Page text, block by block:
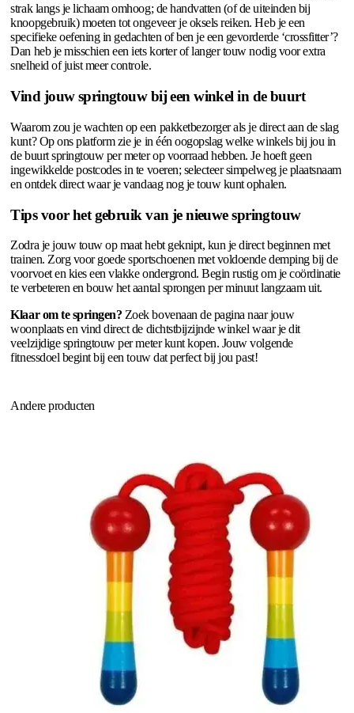
strak langs je lichaam omhoog; de handvatten (of de uiteinden bij
knoopgebruik) moeten tot ongeveer je oksels reiken. Heb je een
specifieke oefening in gedachten of ben je een gevorderde ‘crossfitter’?
Dan heb je misschien een iets korter of langer touw nodig voor extra
snelheid of juist meer controle.
Vind jouw springtouw bij een winkel in de buurt
Waarom zou je wachten op een pakketbezorger als je direct aan de slag
kunt? Op ons platform zie je in één oogopslag welke winkels bij jou in
de buurt springtouw per meter op voorraad hebben. Je hoeft geen
ingewikkelde postcodes in te voeren; selecteer simpelweg je plaatsnaam
en ontdek direct waar je vandaag nog je touw kunt ophalen.
Tips voor het gebruik van je nieuwe springtouw
Zodra je jouw touw op maat hebt geknipt, kun je direct beginnen met
trainen. Zorg voor goede sportschoenen met voldoende demping bij de
voorvoet en kies een vlakke ondergrond. Begin rustig om je coördinatie
te verbeteren en bouw het aantal sprongen per minuut langzaam uit.
Klaar om te springen? Zoek bovenaan de pagina naar jouw
woonplaats en vind direct de dichtstbijzijnde winkel waar je dit
veelzijdige springtouw per meter kunt kopen. Jouw volgende
fitnessdoel begint bij een touw dat perfect bij jou past!
Andere producten